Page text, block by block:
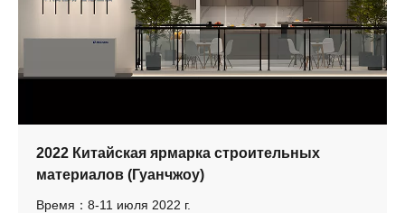
2022 Китайская ярмарка строительных
материалов (Гуанчжоу)
Время：8-11 июля 2022 г.